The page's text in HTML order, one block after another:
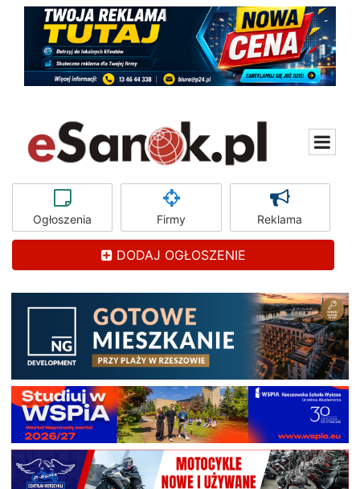
Ogłoszenia Firmy Reklama
DODAJ OGŁOSZENIE